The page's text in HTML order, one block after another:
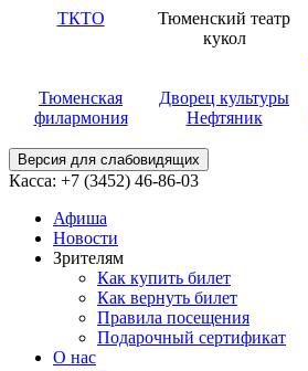
ТКТО
Тюменский театр
кукол
Тюменская
филармония
Дворец культуры
Нефтяник
Версия для слабовидящих
Касса: +7 (3452) 46-86-03
Афиша
Новости
Зрителям
Как купить билет
Как вернуть билет
Правила посещения
Подарочный сертификат
О нас